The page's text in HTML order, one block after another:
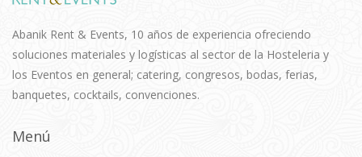
Abanik Rent & Events, 10 años de experiencia ofreciendo
soluciones materiales y logísticas al sector de la Hosteleria y
los Eventos en general; catering, congresos, bodas, ferias,
banquetes, cocktails, convenciones.
Menú